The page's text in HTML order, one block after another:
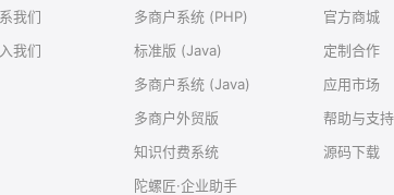
我们
我们
多商户系统 (PHP)
标准版 (Java)
多商户系统 (Java)
多商户外贸版
知识付费系统
陀螺匠·企业助手
官方商城
定制合作
应用市场
帮助与支持
源码下载